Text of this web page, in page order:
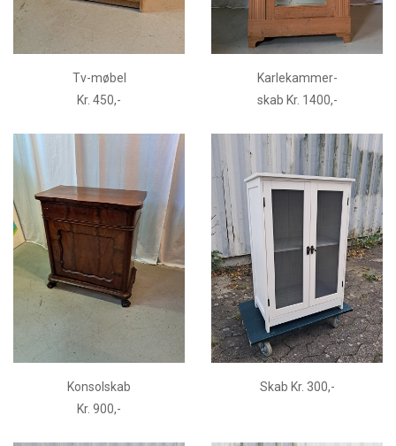
Tv-møbel
Kr. 450,-
Karlekammer-
skab Kr. 1400,-
Konsolskab
Kr. 900,-
Skab Kr. 300,-